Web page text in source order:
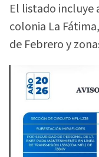
El listado incluye
colonia La
de Febrero y